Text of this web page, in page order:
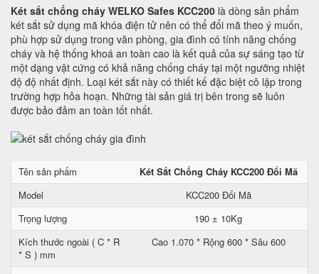
Két sắt chống cháy WELKO Safes KCC200 là dòng sản phẩm
két sắt sử dụng mã khóa điện tử nên có thể đổi mã theo ý muốn,
phù hợp sử dụng trong văn phòng, gia đình có tính năng chống
cháy và hệ thống khoá an toàn cao là kết quả của sự sáng tạo từ
một dạng vật cứng có khả năng chống cháy tại một ngưỡng nhiệt
độ độ nhất định. Loại két sắt này có thiết kế đặc biệt cô lập trong
trường hợp hỏa hoạn. Những tài sản giá trị bên trong sẽ luôn
được bảo đảm an toàn tốt nhất.
Tên sản phẩm
Két Sắt Chống Cháy KCC200 Đổi Mã
Model
KCC200 Đổi Mã
Trọng lượng
190 ± 10Kg
Kích thước ngoài ( C * R
* S ) mm
Cao 1.070 * Rộng 600 * Sâu 600